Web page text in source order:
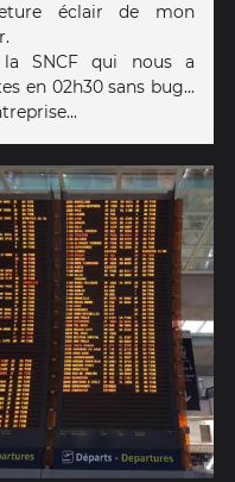
éclair de mon
SNCF qui nous a
en 02h30 sans bug...